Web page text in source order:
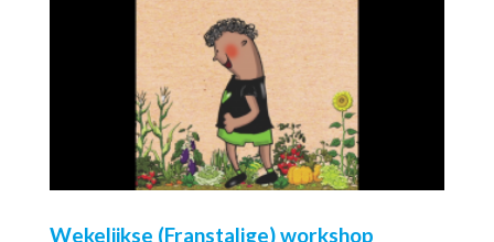
Wekelijkse (Franstalige) workshop